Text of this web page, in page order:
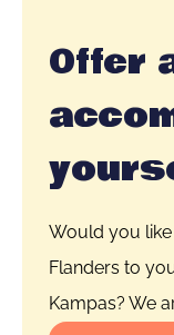
Offer
Would you
Flanders to
Kampas? We